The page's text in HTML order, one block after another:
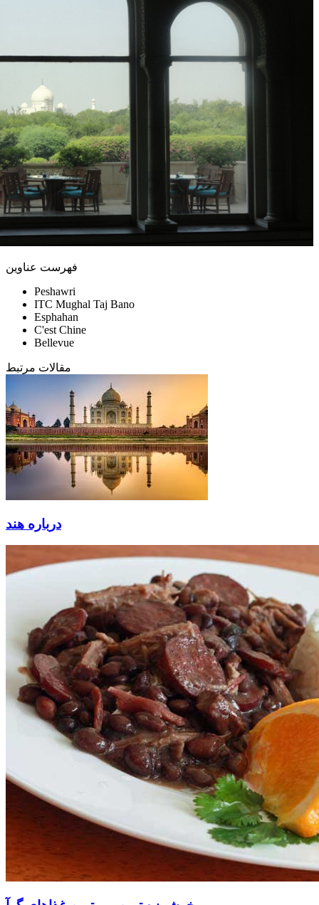
فهرست عناوین
Peshawri
ITC Mughal Taj Bano
Esphahan
C'est Chine
Bellevue
مقالات مرتبط
درباره هند